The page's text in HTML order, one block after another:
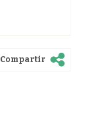
Compartir